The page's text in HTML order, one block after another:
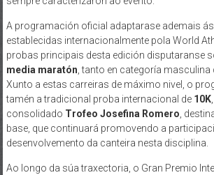
A programación oficial adaptarase ademais
establecidas internacionalmente pola World
probas principais desta edición disputaranse
media maratón, tanto en categoría
Xunto a estas carreiras de máximo nivel, o
tamén a tradicional proba internacional de 10K
consolidado Trofeo Josefina Romero,
base, que continuará promovendo a
desenvolvemento da canteira nesta disciplina.
Ao longo da súa traxectoria, o Gran Premio